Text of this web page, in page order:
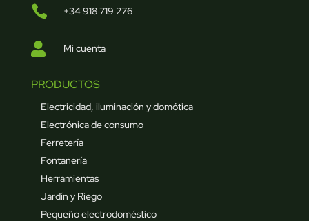
 +34 918 719 276
 Mi cuenta
PRODUCTOS
Electricidad, iluminación y domótica
Electrónica de consumo
Ferretería
Fontanería
Herramientas
Jardín y Riego
Pequeño electrodoméstico